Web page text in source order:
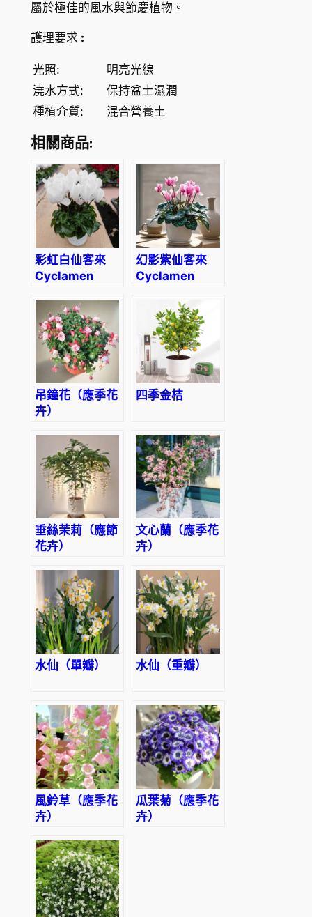
屬於極佳的風水與節慶植物。
護理要求 :
光照:
明亮光線
澆水方式:
保持盆土濕潤
種植介質:
混合營養土
相關商品:
彩虹白仙客來
Cyclamen
White’
幻影紫仙客來
Cyclamen
Purple’
吊鐘花（應季花
卉）
四季金桔
垂絲茉莉（應節
花卉）
文心蘭（應季花
卉）
水仙（單瓣） 水仙（重瓣）
風鈴草（應季花
卉）
瓜葉菊（應季花
卉）